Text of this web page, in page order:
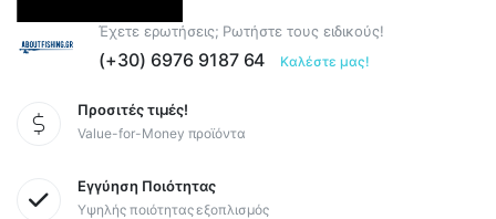
Έχετε ερωτήσεις; Ρωτήστε τους ειδικούς!
(+30) 6976 9187 64 Καλέστε μας!
Προσιτές τιμές!
Value-for-Money προϊόντα
Εγγύηση Ποιότητας
Υψηλής ποιότητας εξοπλισμός